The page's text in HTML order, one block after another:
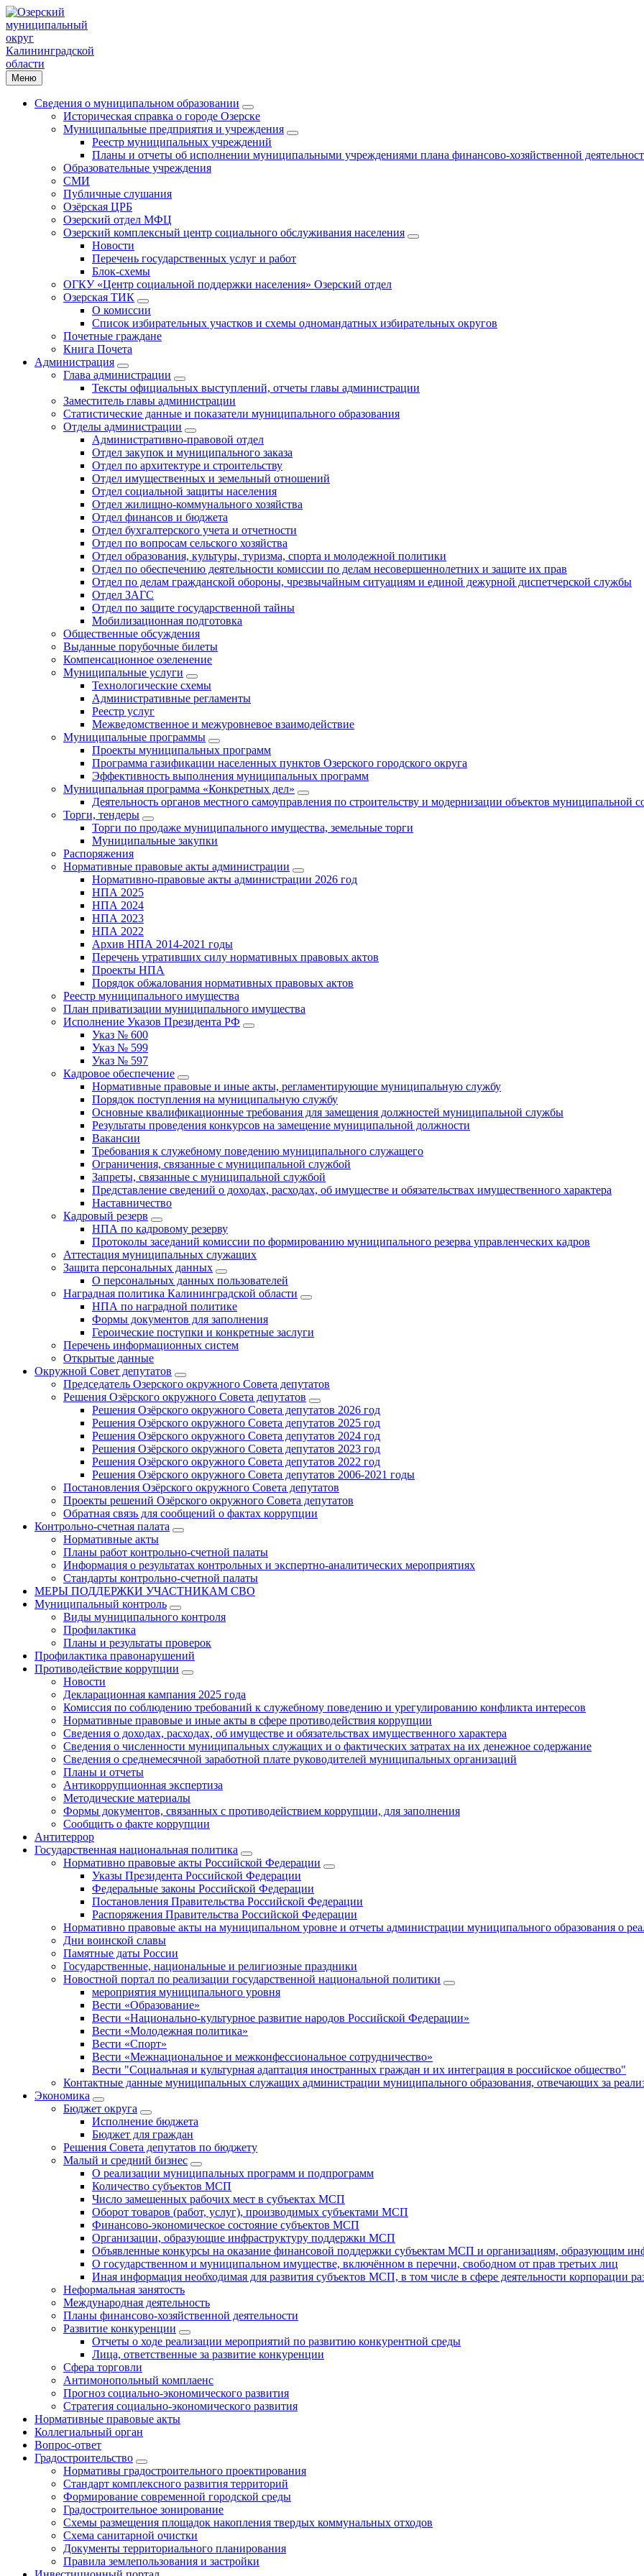
Меню
Сведения о муниципальном образовании
Историческая справка о городе Озерске
Муниципальные предприятия и учреждения
Реестр муниципальных учреждений
Планы и отчеты об исполнении муниципальными учреждениями плана финансово-хозяйственной
Образовательные учреждения
СМИ
Публичные слушания
Озёрская ЦРБ
Озерский отдел МФЦ
Озерский комплексный центр социального обслуживания населения
Новости
Перечень государственных услуг и работ
Блок-схемы
ОГКУ «Центр социальной поддержки населения» Озерский отдел
Озерская ТИК
О комиссии
Список избирательных участков и схемы одномандатных избирательных округов
Почетные граждане
Книга Почета
Администрация
Глава администрации
Тексты официальных выступлений, отчеты главы администрации
Заместитель главы администрации
Статистические данные и показатели муниципального образования
Отделы администрации
Административно-правовой отдел
Отдел закупок и муниципального заказа
Отдел по архитектуре и строительству
Отдел имущественных и земельный отношений
Отдел социальной защиты населения
Отдел жилищно-коммунального хозяйства
Отдел финансов и бюджета
Отдел бухгалтерского учета и отчетности
Отдел по вопросам сельского хозяйства
Отдел образования, культуры, туризма, спорта и молодежной политики
Отдел по обеспечению деятельности комиссии по делам несовершеннолетних и защите их прав
Отдел по делам гражданской обороны, чрезвычайным ситуациям и единой дежурной диспетчерской службы
Отдел ЗАГС
Отдел по защите государственной тайны
Мобилизационная подготовка
Общественные обсуждения
Выданные порубочные билеты
Компенсационное озеленение
Муниципальные услуги
Технологические схемы
Административные регламенты
Реестр услуг
Межведомственное и межуровневое взаимодействие
Муниципальные программы
Проекты муниципальных программ
Программа газификации населенных пунктов Озерского городского округа
Эффективность выполнения муниципальных программ
Муниципальная программа «Конкретных дел»
Деятельность органов местного самоуправления по строительству и модернизации объектов муниципальной
Торги, тендеры
Торги по продаже муниципального имущества, земельные торги
Муниципальные закупки
Распоряжения
Нормативные правовые акты администрации
Нормативно-правовые акты администрации 2026 год
НПА 2025
НПА 2024
НПА 2023
НПА 2022
Архив НПА 2014-2021 годы
Перечень утративших силу нормативных правовых актов
Проекты НПА
Порядок обжалования нормативных правовых актов
Реестр муниципального имущества
План приватизации муниципального имущества
Исполнение Указов Президента РФ
Указ № 600
Указ № 599
Указ № 597
Кадровое обеспечение
Нормативные правовые и иные акты, регламентирующие муниципальную службу
Порядок поступления на муниципальную службу
Основные квалификационные требования для замещения должностей муниципальной службы
Результаты проведения конкурсов на замещение муниципальной должности
Вакансии
Требования к служебному поведению муниципального служащего
Ограничения, связанные с муниципальной службой
Запреты, связанные с муниципальной службой
Представление сведений о доходах, расходах, об имуществе и обязательствах имущественного характера
Наставничество
Кадровый резерв
НПА по кадровому резерву
Протоколы заседаний комиссии по формированию муниципального резерва управленческих кадров
Аттестация муниципальных служащих
Защита персональных данных
О персональных данных пользователей
Наградная политика Калининградской области
НПА по наградной политике
Формы документов для заполнения
Героические поступки и конкретные заслуги
Перечень информационных систем
Открытые данные
Окружной Совет депутатов
Председатель Озерского окружного Совета депутатов
Решения Озёрского окружного Совета депутатов
Решения Озёрского окружного Совета депутатов 2026 год
Решения Озёрского окружного Совета депутатов 2025 год
Решения Озёрского окружного Совета депутатов 2024 год
Решения Озёрского окружного Совета депутатов 2023 год
Решения Озёрского окружного Совета депутатов 2022 год
Решения Озёрского окружного Совета депутатов 2006-2021 годы
Постановления Озёрского окружного Совета депутатов
Проекты решений Озёрского окружного Совета депутатов
Обратная связь для сообщений о фактах коррупции
Контрольно-счетная палата
Нормативные акты
Планы работ контрольно-счетной палаты
Информация о результатах контрольных и экспертно-аналитических мероприятиях
Стандарты контрольно-счетной палаты
МЕРЫ ПОДДЕРЖКИ УЧАСТНИКАМ СВО
Муниципальный контроль
Виды муниципального контроля
Профилактика
Планы и результаты проверок
Профилактика правонарушений
Противодействие коррупции
Новости
Декларационная кампания 2025 года
Комиссия по соблюдению требований к служебному поведению и урегулированию конфликта интересов
Нормативные правовые и иные акты в сфере противодействия коррупции
Сведения о доходах, расходах, об имуществе и обязательствах имущественного характера
Сведения о численности муниципальных служащих и о фактических затратах на их денежное содержание
Сведения о среднемесячной заработной плате руководителей муниципальных организаций
Планы и отчеты
Антикоррупционная экспертиза
Методические материалы
Формы документов, связанных с противодействием коррупции, для заполнения
Сообщить о факте коррупции
Антитеррор
Государственная национальная политика
Нормативно правовые акты Российской Федерации
Указы Президента Российской Федерации
Федеральные законы Российской Федерации
Постановления Правительства Российской Федерации
Распоряжения Правительства Российской Федерации
Нормативно правовые акты на муниципальном уровне и отчеты администрации муниципального образования о
Дни воинской славы
Памятные даты России
Государственные, национальные и религиозные праздники
Новостной портал по реализации государственной национальной политики
мероприятия муниципального уровня
Вести «Образование»
Вести «Национально-культурное развитие народов Российской Федерации»
Вести «Молодежная политика»
Вести «Спорт»
Вести «Межнациональное и межконфессиональное сотрудничество»
Вести "Социальная и культурная адаптация иностранных граждан и их интеграция в российское общество"
Контактные данные муниципальных служащих администрации муниципального образования, отвечающих за
Экономика
Бюджет округa
Исполнение бюджета
Бюджет для граждан
Решения Совета депутатов по бюджету
Малый и средний бизнес
О реализации муниципальных программ и подпрограмм
Количество субъектов МСП
Число замещенных рабочих мест в субъектах МСП
Оборот товаров (работ, услуг), производимых субъектами МСП
Финансово-экономическое состояние субъектов МСП
Организации, образующие инфраструктуру поддержки МСП
Объявленные конкурсы на оказание финансовой поддержки субъектам МСП и организациям, образующим
О государственном и муниципальном имуществе, включённом в перечни, свободном от прав третьих лиц
Иная информация необходимая для развития субъектов МСП, в том числе в сфере деятельности корпорации
Неформальная занятость
Международная деятельность
Планы финансово-хозяйственной деятельности
Развитие конкуренции
Отчеты о ходе реализации мероприятий по развитию конкурентной среды
Лица, ответственные за развитие конкуренции
Сфера торговли
Антимонопольный комплаенс
Прогноз социально-экономического развития
Стратегия социально-экономического развития
Нормативные правовые акты
Коллегиальный орган
Вопрос-ответ
Градостроительство
Нормативы градостроительного проектирования
Стандарт комплексного развития территорий
Формирование современной городской среды
Градостроительное зонирование
Схемы размещения площадок накопления твердых коммунальных отходов
Схема санитарной очистки
Документы территориального планирования
Правила землепользования и застройки